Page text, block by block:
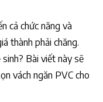
cả chức năng và
thành phải chăng.
Bài viết này sẽ
vách ngăn PVC cho